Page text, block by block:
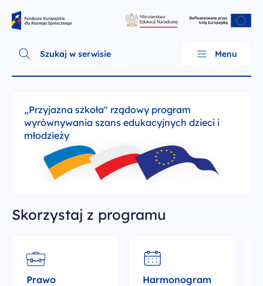
Fundusze Europejskie dla Rozwoju Społecznego
Szukaj w serwisie Menu
„Przyjazna szkoła" rządowy program
wyrównywania szans edukacyjnych dzieci i
młodzieży
Wiadomości
Skorzystaj z programu
Prawo
Harmonogram